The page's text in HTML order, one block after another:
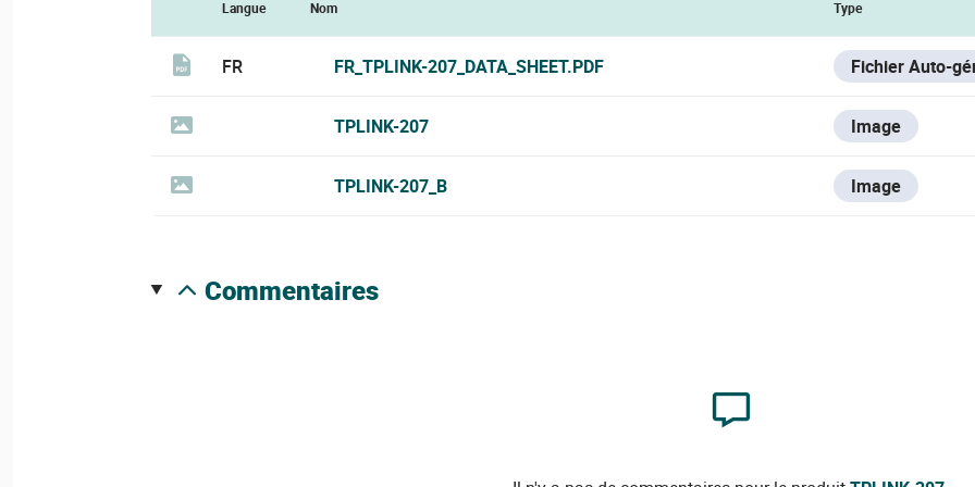
Langue Nom Type
FR FR_TPLINK-207_DATA_SHEET.PDF Fichier Auto-
TPLINK-207 Image
TPLINK-207_B Image
commentaires